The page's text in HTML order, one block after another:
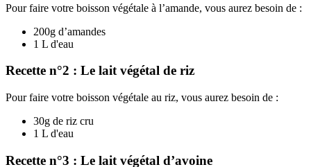
Pour faire votre boisson végétale à l’amande, vous aurez besoin de :
200g d’amandes
1 L d'eau
Recette n°2 : Le lait végétal de riz
Pour faire votre boisson végétale au riz, vous aurez besoin de :
30g de riz cru
1 L d'eau
Recette n°3 : Le lait végétal d’avoine